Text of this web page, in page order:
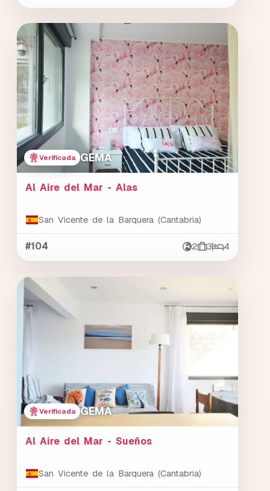
Verificada GEMA
Al Aire del Mar - Alas
San Vicente de la Barquera (Cantabria)
#104 2 3 4
Verificada GEMA
Al Aire del Mar - Sueños
San Vicente de la Barquera (Cantabria)